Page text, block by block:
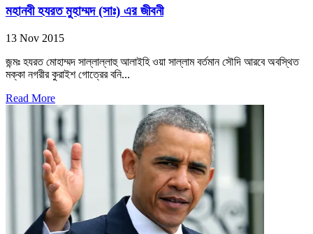
মহানবী হযরত মুহাম্মদ (সাঃ) এর জীবনী
13 Nov 2015
জন্মঃ হযরত মোহাম্মদ সাল্লাল্লাহু আলাইহি ওয়া সাল্লাম বর্তমান সৌদি আরবে অবস্থিত
মক্কা নগরীর কুরাইশ গোত্রের বনি...
Read More